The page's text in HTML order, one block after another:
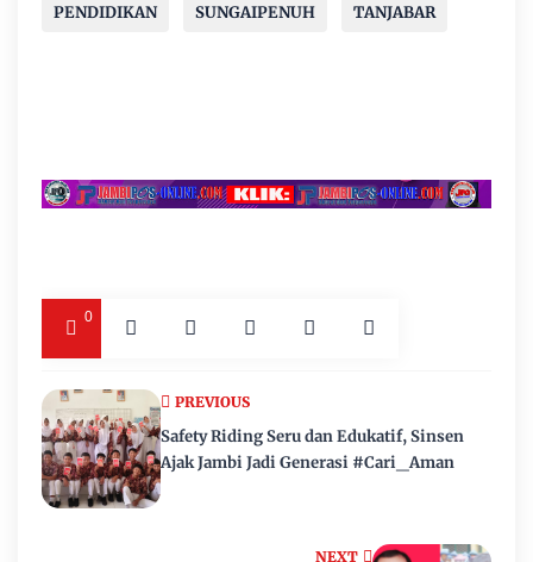
PENDIDIKAN SUNGAIPENUH TANJABAR
0
NEXT
PREVIOUS
Safety Riding Seru dan Edukatif, Sinsen
Ajak Jambi Jadi Generasi #Cari_Aman